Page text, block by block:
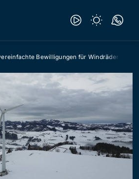
Bewilligungen für Windräder